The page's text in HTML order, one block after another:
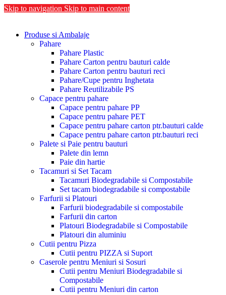
Skip to navigation Skip to main content
Produse si Ambalaje
Pahare
Pahare Plastic
Pahare Carton pentru bauturi calde
Pahare Carton pentru bauturi reci
Pahare/Cupe pentru Inghetata
Pahare Reutilizabile PS
Capace pentru pahare
Capace pentru pahare PP
Capace pentru pahare PET
Capace pentru pahare carton ptr.bauturi calde
Capace pentru pahare carton ptr.bauturi reci
Palete si Paie pentru bauturi
Palete din lemn
Paie din hartie
Tacamuri si Set Tacam
Tacamuri Biodegradabile si Compostabile
Set tacam biodegradabile si compostabile
Farfurii si Platouri
Farfurii biodegradabile si compostabile
Farfurii din carton
Platouri Biodegradabile si Compostabile
Platouri din aluminiu
Cutii pentru Pizza
Cutii pentru PIZZA si Suport
Caserole pentru Meniuri si Sosuri
Cutii pentru Meniuri Biodegradabile si
Compostabile
Cutii pentru Meniuri din carton